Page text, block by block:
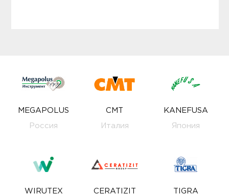
MEGAPOLUS
Россия
CMT
Италия
KANEFUSA
Япония
WIRUTEX CERATIZIT TIGRA